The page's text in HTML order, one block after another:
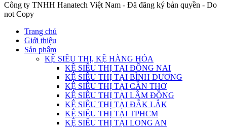
Công ty TNHH Hanatech Việt Nam - Đã đăng ký bản quyền - Do
not Copy
Trang chủ
Giới thiệu
Sản phẩm
KỆ SIÊU THỊ, KỆ HÀNG HÓA
KỆ SIÊU THỊ TẠI ĐỒNG NAI
KỆ SIÊU THỊ TẠI BÌNH DƯƠNG
KỆ SIÊU THỊ TẠI CẦN THƠ
KỆ SIÊU THỊ TẠI LÂM ĐỒNG
KỆ SIÊU THỊ TẠI ĐẮK LẮK
KỆ SIÊU THỊ TẠI TPHCM
KỆ SIÊU THỊ TẠI LONG AN